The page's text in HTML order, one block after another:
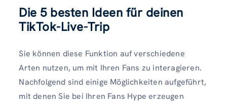
Die 5 besten Ideen für deinen
TikTok-Live-Trip
Sie können diese Funktion auf verschiedene
Arten nutzen, um mit Ihren Fans zu interagieren.
Nachfolgend sind einige Möglichkeiten aufgeführt,
mit denen Sie bei Ihren Fans Hype erzeugen